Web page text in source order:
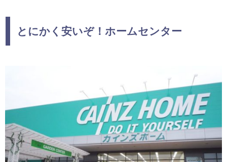
とにかく安いぞ！ホームセンター